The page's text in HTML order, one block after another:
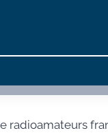
radioamateurs